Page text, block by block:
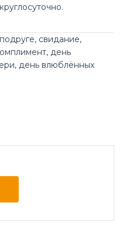
подруге, свидание,
, день
, день влюблённых